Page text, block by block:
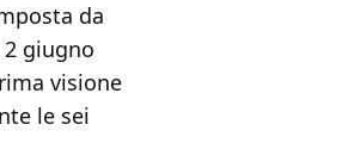
da
giugno
visione
le sei